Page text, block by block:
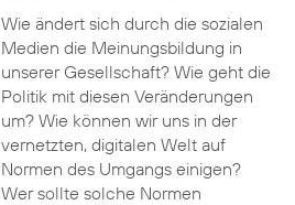
Wie ändert sich durch die sozialen
Medien die Meinungsbildung in
unserer Gesellschaft? Wie geht die
Politik mit diesen Veränderungen
um? Wie können wir uns in der
vernetzten, digitalen Welt auf
Normen des Umgangs einigen?
Wer sollte solche Normen